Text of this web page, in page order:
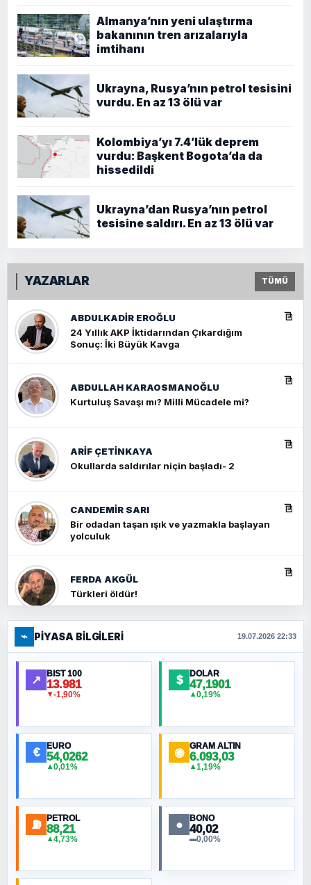
Almanya’nın yeni ulaştırma
bakanının tren arızalarıyla
imtihanı
Ukrayna, Rusya’nın petrol tesisini
vurdu. En az 13 ölü var
Kolombiya’yı 7.4’lük deprem
vurdu: Başkent Bogota’da da
hissedildi
Ukrayna’dan Rusya’nın petrol
tesisine saldırı. En az 13 ölü var
YAZARLAR TÜMÜ
ABDULKADIR EROĞLU
24 Yıllık AKP İktidarından Çıkardığım
Sonuç: İki Büyük Kavga
ABDULLAH KARAOSMANOĞLU
Kurtuluş Savaşı mı? Milli Mücadele mi?
ARIF ÇETİNKAYA
Okullarda saldırılar niçin başladı- 2
CANDEMIR SARI
Bir odadan taşan ışık ve yazmakla başlayan
yolculuk
FERDA AKGÜL
Türkleri öldür!
FERHAT BÜYÜKKALKAN
Ankara Zirvesi: NATO Toplantısı mı, Yeni
Ortadoğu Haritasının Provası mı?
MURAT ÖZKAN
NURETTIN BÖLÜK
⌁ PIYASA BILGILERI 19.07.2026 22:33
↗ BIST 100
13.981
▼-1,90%
$ DOLAR
47,1901
▲0,19%
€ EURO
54,0262
▲0,01%
◉ GRAM ALTIN
6.093,03
▲1,19%
⛽ PETROL
88,21
▲4,73%
● BONO
40,02
▬0,00%